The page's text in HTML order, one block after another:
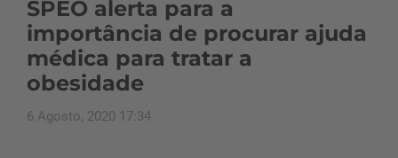
SPEO alerta para a
importância de procurar ajuda
médica para tratar a
obesidade
6 Agosto, 2020 17:34